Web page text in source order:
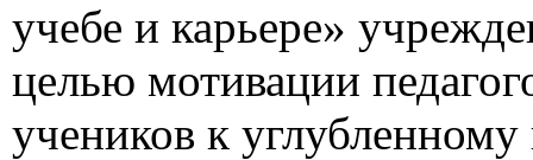
учебе и карьере»
целью мотивации
учеников к